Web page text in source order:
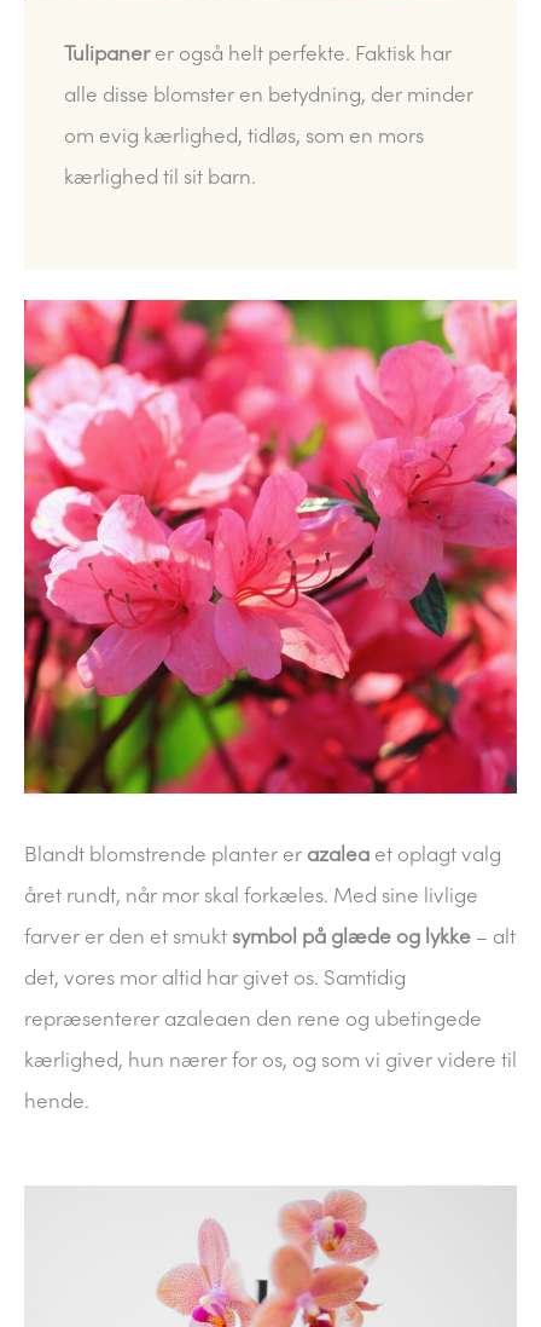
Tulipanerer også helt perfekte. Faktisk har
alle disse blomster en betydning, der minder
om evig kærlighed, tidløs, som en mors
kærlighed til sit barn.
Blandt blomstrende planter er azalea et oplagt valg
året rundt, når mor skal forkæles. Med sine livlige
farver er den et smukt symbol på glæde og lykke – alt
det, vores mor altid har givet os. Samtidig
repræsenterer azaleaen den rene og ubetingede
kærlighed, hun nærer for os, og som vi giver videre til
hende.